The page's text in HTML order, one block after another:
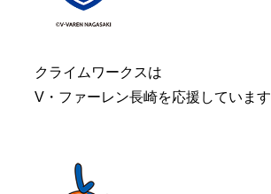
クライムワークスは
V・ファーレン長崎を応援しています